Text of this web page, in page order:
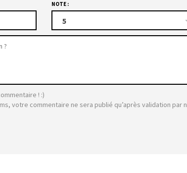
NOTE :
5
! :)
votre commentaire ne sera publié qu’après validation par